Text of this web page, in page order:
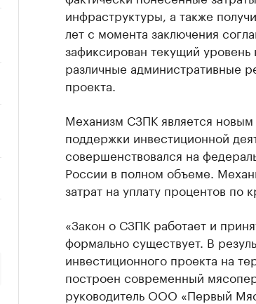
инфраструктуры, а также
лет с момента заключения
зафиксирован текущий уровень
различные административные
проекта.
Механизм СЗПК является
поддержки инвестиционной
совершенствовался на
России в полном объеме.
затрат на уплату процентов по
«Закон о СЗПК работает и
формально существует. В
инвестиционного проекта на
построен современный
руководитель ООО «Первый